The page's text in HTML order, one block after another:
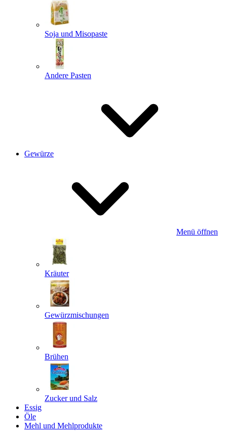
Soja und Misopaste
Andere Pasten
Gewürze
Menü öffnen
Kräuter
Gewürzmischungen
Brühen
Zucker und Salz
Essig
Öle
Mehl und Mehlprodukte